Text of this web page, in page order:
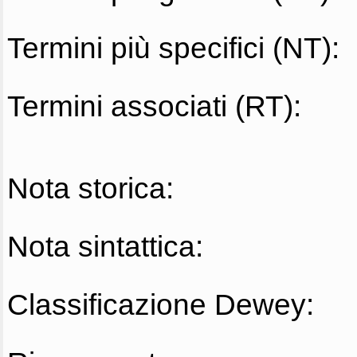
Termini più specifici (NT):
Termini associati (RT):
Nota storica:
Nota sintattica:
Classificazione Dewey: